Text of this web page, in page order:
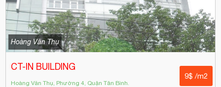
Hoàng Văn Thụ
CT-IN BUILDING
Hoàng Văn Thụ, Phường 4, Quận Tân Bình.
9$ /m2